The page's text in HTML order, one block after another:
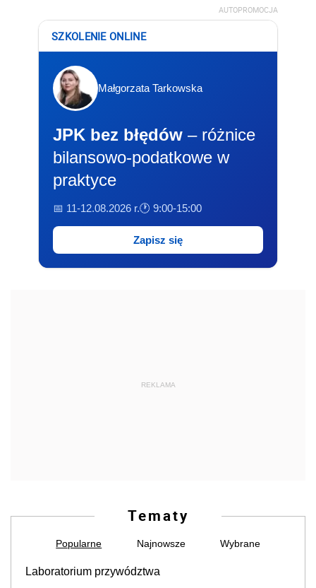
AUTOPROMOCJA
SZKOLENIE ONLINE
Małgorzata Tarkowska
JPK bez błędów – różnice
bilansowo-podatkowe w
praktyce
📅 11-12.08.2026 r.🕐 9:00-15:00
Zapisz się
REKLAMA
Tematy
Popularne Najnowsze Wybrane
Laboratorium przywództwa